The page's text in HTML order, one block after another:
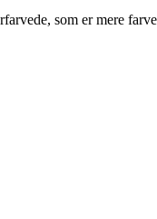
som er mere